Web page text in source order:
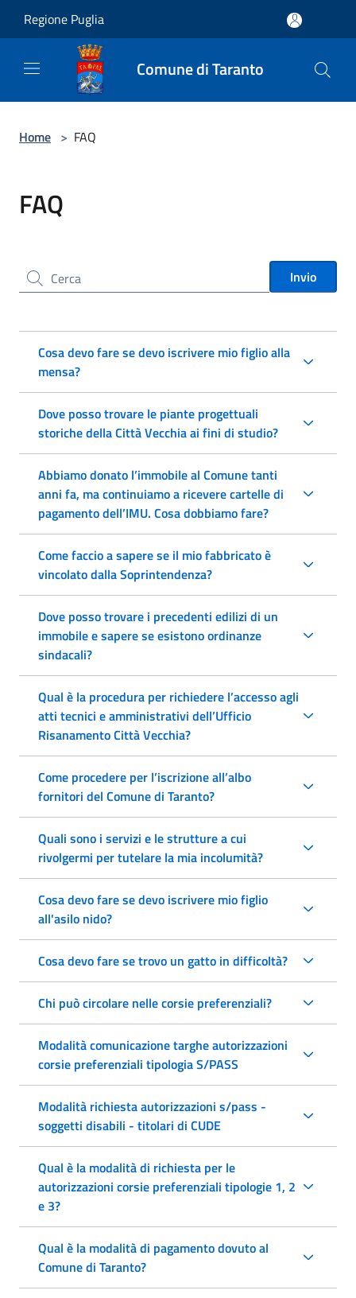
Regione Puglia
Comune di Taranto
Home > FAQ
FAQ
Cerca nel sito Invio
Cosa devo fare se devo iscrivere mio figlio alla
mensa?
Dove posso trovare le piante progettuali
storiche della Città Vecchia ai fini di studio?
Abbiamo donato l’immobile al Comune tanti
anni fa, ma continuiamo a ricevere cartelle di
pagamento dell’IMU. Cosa dobbiamo fare?
Come faccio a sapere se il mio fabbricato è
vincolato dalla Soprintendenza?
Dove posso trovare i precedenti edilizi di un
immobile e sapere se esistono ordinanze
sindacali?
Qual è la procedura per richiedere l’accesso agli
atti tecnici e amministrativi dell’Ufficio
Risanamento Città Vecchia?
Come procedere per l’iscrizione all’albo
fornitori del Comune di Taranto?
Quali sono i servizi e le strutture a cui
rivolgermi per tutelare la mia incolumità?
Cosa devo fare se devo iscrivere mio figlio
all'asilo nido?
Cosa devo fare se trovo un gatto in difficoltà?
Chi può circolare nelle corsie preferenziali?
Modalità comunicazione targhe autorizzazioni
corsie preferenziali tipologia S/PASS
Modalità richiesta autorizzazioni s/pass -
soggetti disabili - titolari di CUDE
Qual è la modalità di richiesta per le
autorizzazioni corsie preferenziali tipologie 1, 2
e 3?
Qual è la modalità di pagamento dovuto al
Comune di Taranto?